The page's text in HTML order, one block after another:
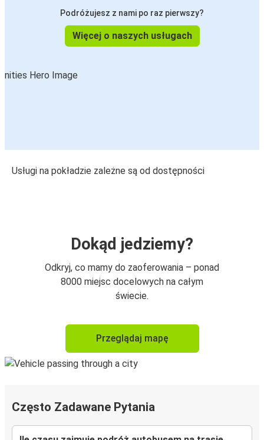
Podróżujesz z nami po raz pierwszy?
Więcej o naszych usługach
Usługi na pokładzie zależne są od dostępności
Dokąd jedziemy?
Odkryj, co mamy do zaoferowania – ponad
8000 miejsc docelowych na całym
świecie.
Przeglądaj mapę
Często Zadawane Pytania